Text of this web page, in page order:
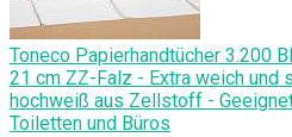
Toneco Papierhandtücher 3.200
21 cm ZZ-Falz - Extra weich und
hochweiß aus Zellstoff -
Toiletten und Büros